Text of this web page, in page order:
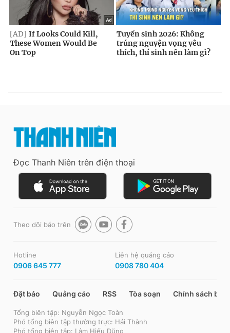
Đọc Thanh Niên trên điện thoại
Theo dõi báo trên
Hotline
0906 645 777
Liên hệ quảng cáo
0908 780 404
Đặt báo Quảng cáo RSS Tòa soạn Chính sách bảo
Tổng biên tập: Nguyễn Ngọc Toàn
Phó tổng biên tập thường trực: Hải Thành
Phó tổng biên tập: Lâm Hiếu Dũng